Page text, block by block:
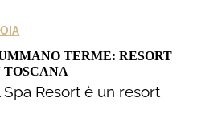
TERME: RESORT
Resort è un resort